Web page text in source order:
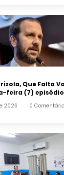
Que Falta
feira (7)
2026 0